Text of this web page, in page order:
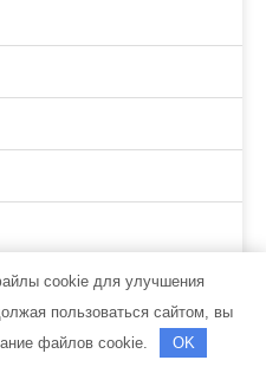
cookie для улучшения
пользоваться сайтом, вы
файлов cookie.
OK